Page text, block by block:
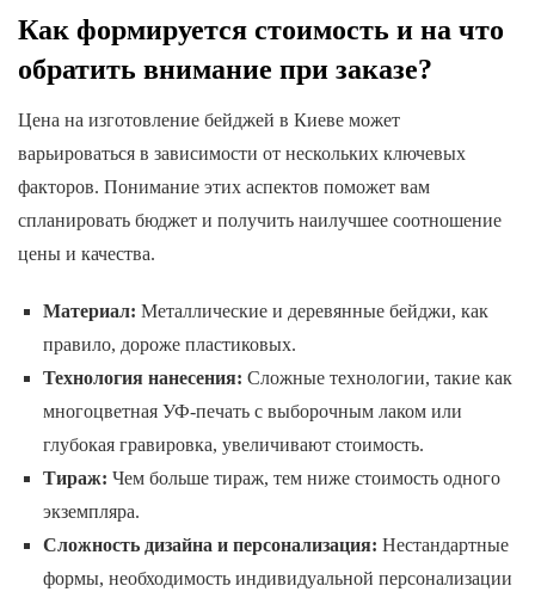
Как формируется стоимость и на что
обратить внимание при заказе?
Цена на изготовление бейджей в Киеве может
варьироваться в зависимости от нескольких ключевых
факторов. Понимание этих аспектов поможет вам
спланировать бюджет и получить наилучшее соотношение
цены и качества.
Материал: Металлические и деревянные бейджи, как
правило, дороже пластиковых.
Технология нанесения: Сложные технологии, такие как
многоцветная УФ-печать с выборочным лаком или
глубокая гравировка, увеличивают стоимость.
Тираж: Чем больше тираж, тем ниже стоимость одного
экземпляра.
Сложность дизайна и персонализация: Нестандартные
формы, необходимость индивидуальной персонализации